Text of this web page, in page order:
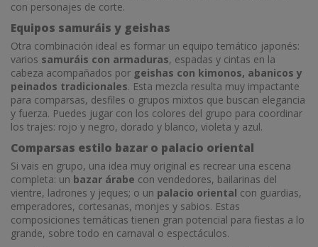
con personajes de corte.
Equipos samuráis y geishas
Otra combinación ideal es formar un equipo temático japonés:
varios samuráis con armaduras, espadas y cintas en la
cabeza acompañados por geishas con kimonos, abanicos y
peinados tradicionales. Esta mezcla resulta muy impactante
para comparsas, desfiles o grupos mixtos que buscan elegancia
y fuerza. Puedes jugar con los colores del grupo para coordinar
los trajes: rojo y negro, dorado y blanco, violeta y azul.
Comparsas estilo bazar o palacio oriental
Si vais en grupo, una idea muy original es recrear una escena
completa: un bazar árabe con vendedores, bailarinas del
vientre, ladrones y jeques; o un palacio oriental con guardias,
emperadores, cortesanas, monjes y sabios. Estas
composiciones temáticas tienen gran potencial para fiestas a lo
grande, sobre todo en carnaval o espectáculos.